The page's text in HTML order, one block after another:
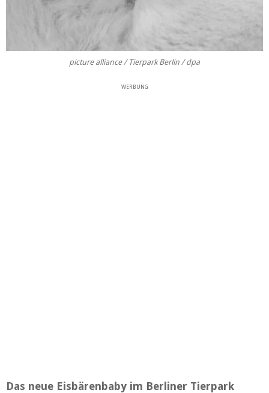
picture alliance / Tierpark Berlin / dpa
WERBUNG
Das neue Eisbärenbaby im Berliner Tierpark